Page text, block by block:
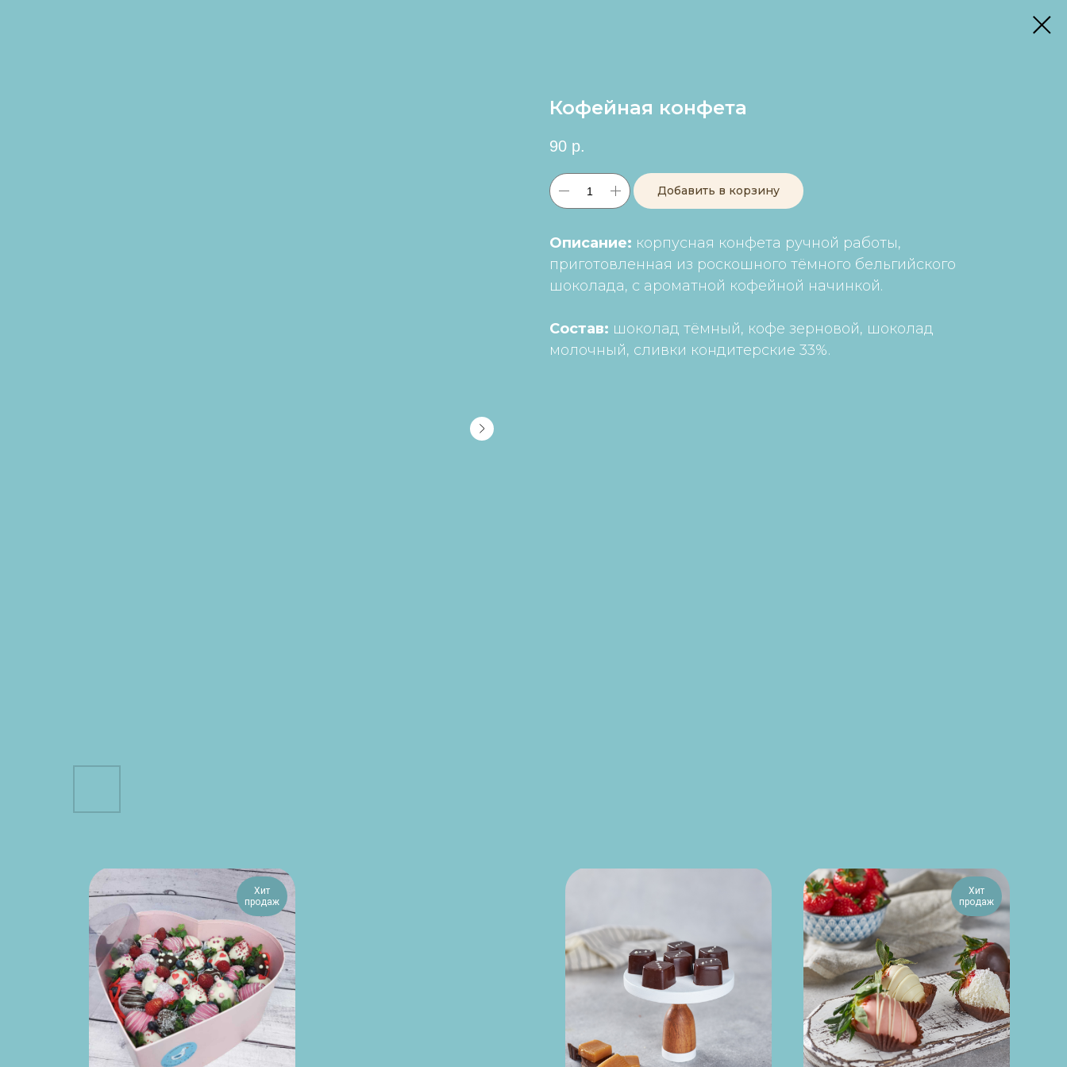
Кофейная конфета
90 р.
Добавить в корзину
Описание: корпусная конфета ручной работы,
приготовленная из роскошного тёмного бельгийского
шоколада, с ароматной кофейной начинкой.
Состав: шоколад тёмный, кофе зерновой, шоколад
молочный, сливки кондитерские 33%.
Хит
продаж
Хит
продаж